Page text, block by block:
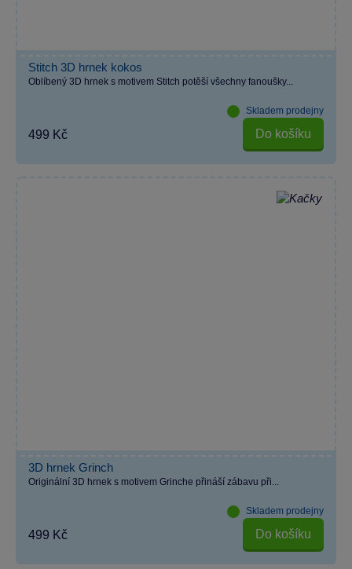
Stitch 3D hrnek kokos
Oblíbený 3D hrnek s motivem Stitch potěší všechny fanoušky...
Skladem prodejny
499 Kč Do košíku
3D hrnek Grinch
Originální 3D hrnek s motivem Grinche přináší zábavu při...
Skladem prodejny
499 Kč Do košíku